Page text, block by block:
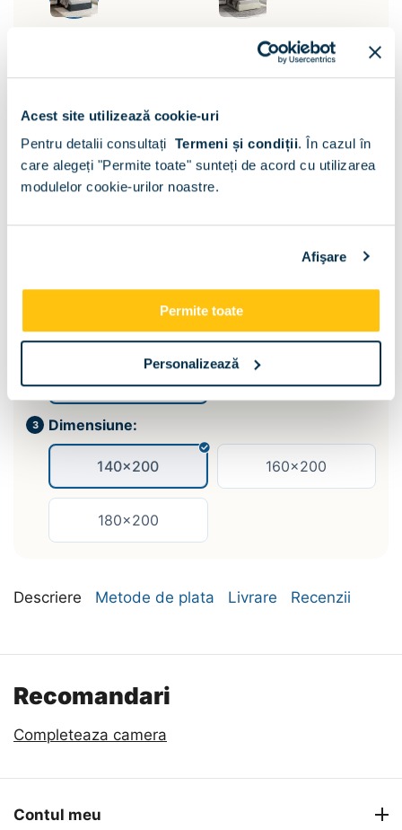
Acest site utilizează cookie-uri
Pentru detalii consultați Termeni și condiții. În cazul în
care alegeți "Permite toate" sunteți de acord cu utilizarea
modulelor cookie-urilor noastre.
Afişare
Permite toate
Personalizează
Suport saltea:
Somiera si lada pat
Dimensiune:
140x200 160x200
180x200
Descriere Metode de plata Livrare Recenzii
Recomandari
Completeaza camera
Contul meu